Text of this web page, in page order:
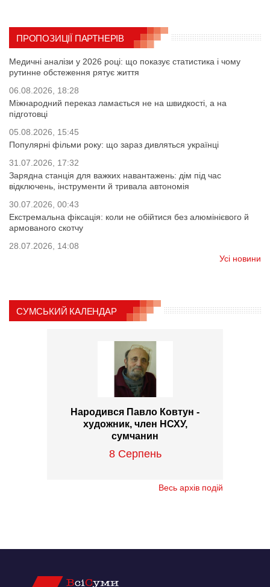
ПРОПОЗИЦІЇ ПАРТНЕРІВ
Медичні аналізи у 2026 році: що показує статистика і чому
рутинне обстеження рятує життя
06.08.2026, 18:28
Міжнародний переказ ламається не на швидкості, а на
підготовці
05.08.2026, 15:45
Популярні фільми року: що зараз дивляться українці
31.07.2026, 17:32
Зарядна станція для важких навантажень: дім під час
відключень, інструменти й тривала автономія
30.07.2026, 00:43
Екстремальна фіксація: коли не обійтися без алюмінієвого й
армованого скотчу
28.07.2026, 14:08
Усі новини
СУМСЬКИЙ КАЛЕНДАР
Народився Павло Ковтун -
художник, член НСХУ,
сумчанин
8 Серпень
Весь архів подій